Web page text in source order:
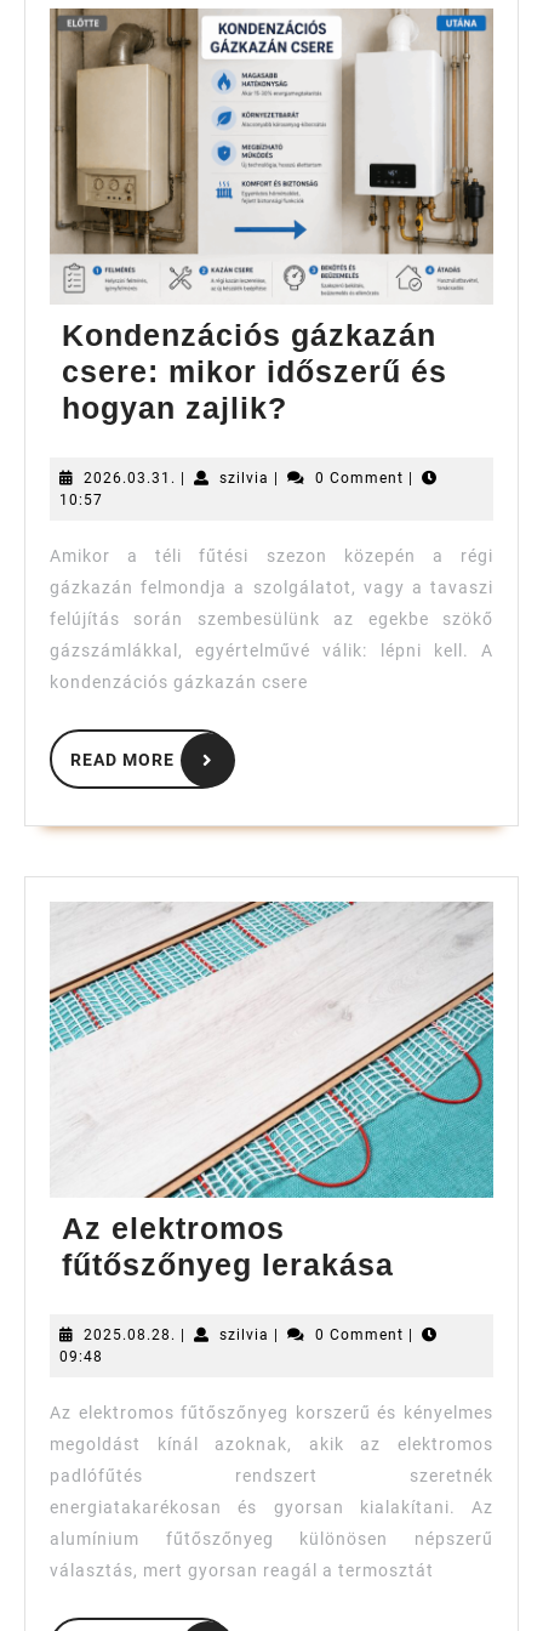
Kondenzációs gázkazán
csere: mikor időszerű és
hogyan zajlik?
csere:
időszerű
és
hogyan
zajlik?
2026.03.31. 2026.03.31.
| szilvia szilvia
| 0 Comment |
10:57
Amikor a téli fűtési szezon közepén a régi
gázkazán felmondja a szolgálatot, vagy a tavaszi
felújítás során szembesülünk az egekbe szökő
gázszámlákkal, egyértelművé válik: lépni kell. A
kondenzációs gázkazán csere
READ MORE
READ
MORE
Az elektromos
fűtőszőnyeg lerakása
2025.08.28. 2025.08.28.
| szilvia szilvia
| 0 Comment |
09:48
Az elektromos fűtőszőnyeg korszerű és kényelmes
megoldást kínál azoknak, akik az elektromos
padlófűtés rendszert szeretnék
energiatakarékosan és gyorsan kialakítani. Az
alumínium fűtőszőnyeg különösen népszerű
választás, mert gyorsan reagál a termosztát